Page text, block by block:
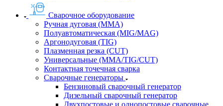
Сварочное оборудование
Ручная дуговая (MMA)
Полуавтоматическая (MIG/MAG)
Аргонодуговая (TIG)
Плазменная резка (CUT)
Универсальные (MMA/TIG/CUT)
Контактная точечная сварка
Сварочные генераторы
Бензиновый сварочный генератор
Дизельный сварочный генератор
Двухпостовые и однопостовые сварочные